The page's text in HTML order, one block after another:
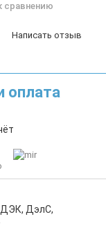
сравнению
Написать отзыв
оплата
ДэлС,